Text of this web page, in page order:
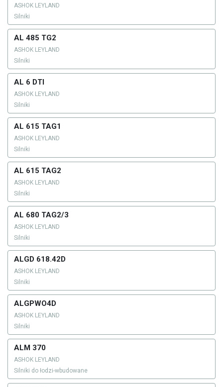
ASHOK LEYLAND
Silniki
AL 485 TG2
ASHOK LEYLAND
Silniki
AL 6 DTI
ASHOK LEYLAND
Silniki
AL 615 TAG1
ASHOK LEYLAND
Silniki
AL 615 TAG2
ASHOK LEYLAND
Silniki
AL 680 TAG2/3
ASHOK LEYLAND
Silniki
ALGD 618.42D
ASHOK LEYLAND
Silniki
ALGPWO4D
ASHOK LEYLAND
Silniki
ALM 370
ASHOK LEYLAND
Silniki do łodzi-wbudowane